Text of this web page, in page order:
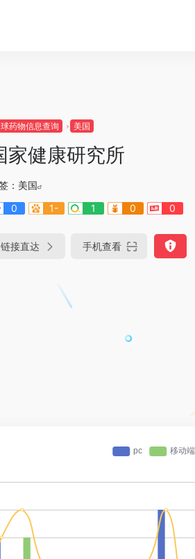
药物信息查询 美国
家健康研究所
： 美国
0
1- 1 0 0
链接直达 手机查看